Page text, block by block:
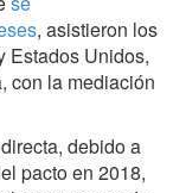
, asistieron los
Estados Unidos,
con la mediación
debido a
pacto en 2018,